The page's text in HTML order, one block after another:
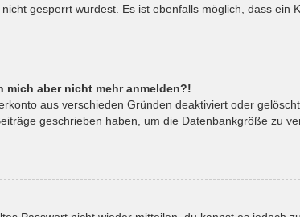
gesperrt wurdest. Es ist ebenfalls möglich, dass ein
mich aber nicht mehr anmelden?!
aus verschieden Gründen deaktiviert oder
geschrieben haben, um die Datenbankgröße zu